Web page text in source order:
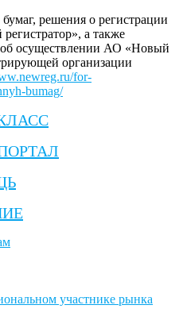
решения о регистрации
а также
осуществлении АО «Новый
организации
for-
bumag/
участнике рынка